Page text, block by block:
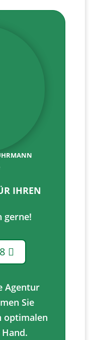
IHREN
gerne!
Agentur
Sie
optimalen